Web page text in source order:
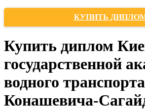
КУПИТЬ
Купить диплом
государственной
водного
Конашевича-